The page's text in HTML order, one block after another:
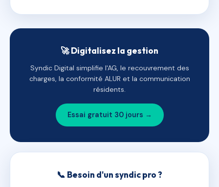
🚀 Digitalisez la gestion
Syndic Digital simplifie l'AG, le recouvrement des
charges, la conformité ALUR et la communication
résidents.
Essai gratuit 30 jours →
📞 Besoin d'un syndic pro ?